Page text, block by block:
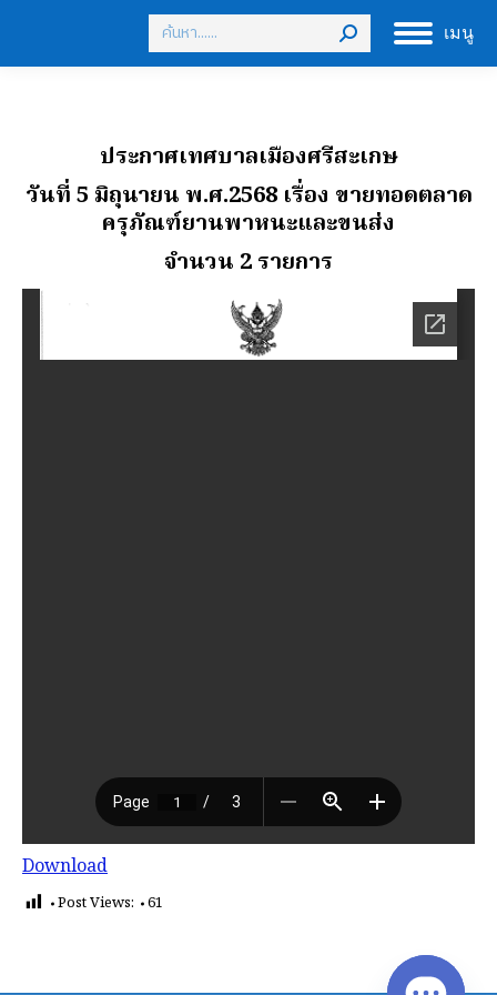
เมนู
Search:
ประกาศเทศบาลเมืองศรีสะเกษ
วันที่ 5 มิถุนายน พ.ศ.2568 เรื่อง ขายทอดตลาด
ครุภัณฑ์ยานพาหนะและขนส่ง
จํานวน 2 รายการ
Download
Post Views: 61